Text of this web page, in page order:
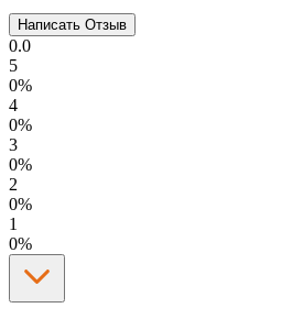
0.0
5
0%
4
0%
3
0%
2
0%
1
0%